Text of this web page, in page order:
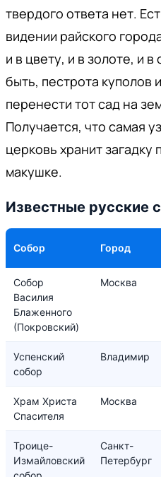
твердого ответа нет.
видении райского
и в цвету, и в золоте, и
быть, пестрота куполов
перенести тот сад на
Получается, что самая
церковь хранит загадку
макушке.
Известные русские
Собор Город
Собор
Василия
Блаженного
(Покровский)
Москва
Успенский
собор
Владимир
Храм Христа
Спасителя
Москва
Троице-
Измайловский
Санкт-
Петербург